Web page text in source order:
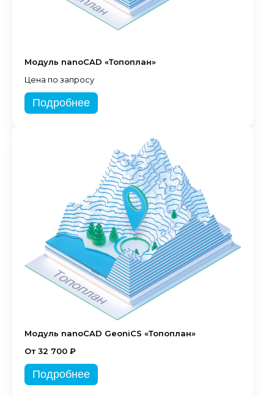
Модуль nanoCAD «Топоплан»
Цена по запросу
Подробнее
Модуль nanoCAD GeoniCS «Топоплан»
От 32 700 ₽
Подробнее